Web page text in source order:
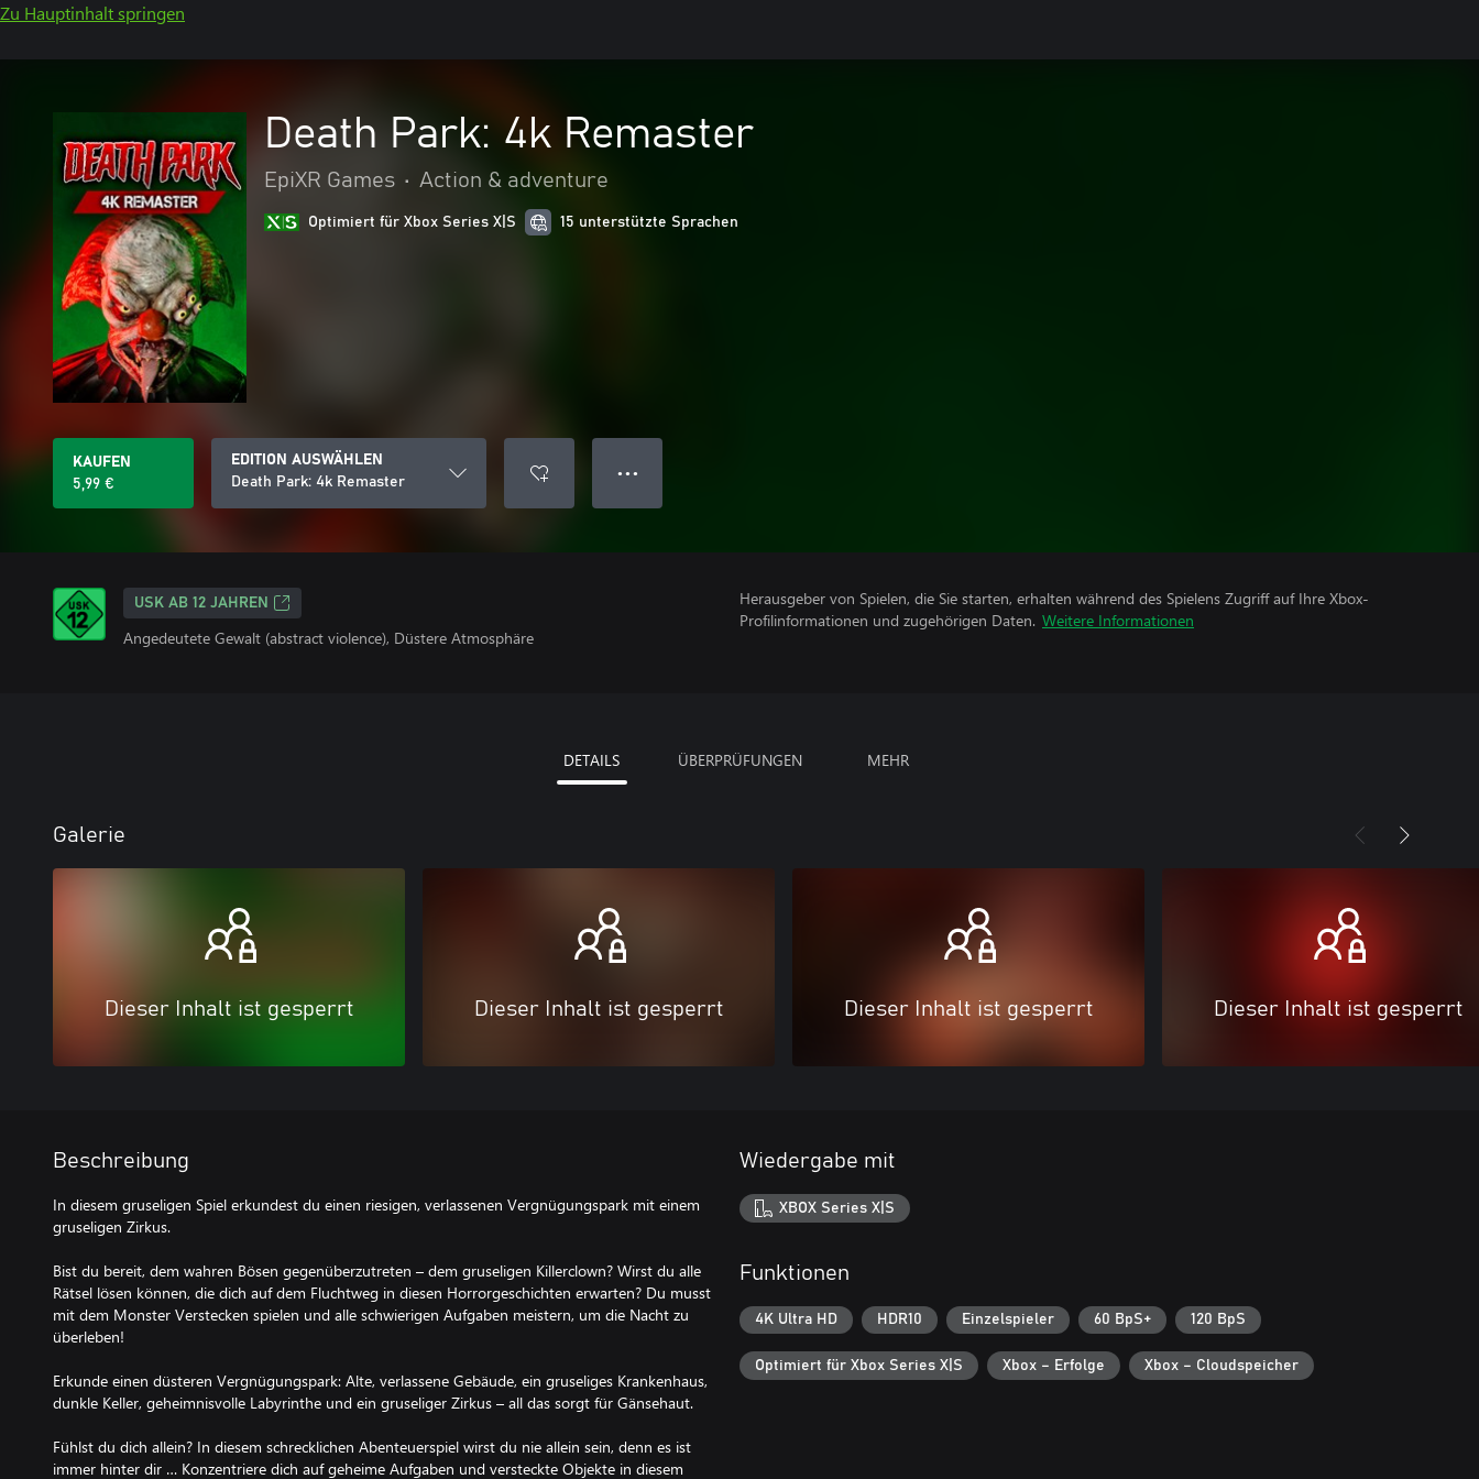
Zu Hauptinhalt springen
Death Park: 4k Remaster
EpiXR Games • Action & adventure
Optimiert für Xbox Series X|S 15 unterstützte Sprachen
KAUFEN
5,99 €
EDITION AUSWÄHLEN
Death Park: 4k Remaster
● ● ●
USK AB 12 JAHREN
Angedeutete Gewalt (abstract violence), Düstere Atmosphäre
Herausgeber von Spielen, die Sie starten, erhalten während des Spielens Zugriff auf Ihre Xbox-
Profilinformationen und zugehörigen Daten. Weitere Informationen
DETAILS ÜBERPRÜFUNGEN MEHR
Galerie
Dieser Inhalt ist gesperrt Dieser Inhalt ist gesperrt Dieser Inhalt ist gesperrt Dieser Inhalt ist gesperrt
Beschreibung
In diesem gruseligen Spiel erkundest du einen riesigen, verlassenen Vergnügungspark mit einem
gruseligen Zirkus.
Bist du bereit, dem wahren Bösen gegenüberzutreten – dem gruseligen Killerclown? Wirst du alle
Rätsel lösen können, die dich auf dem Fluchtweg in diesen Horrorgeschichten erwarten? Du musst
mit dem Monster Verstecken spielen und alle schwierigen Aufgaben meistern, um die Nacht zu
überleben!
Erkunde einen düsteren Vergnügungspark: Alte, verlassene Gebäude, ein gruseliges Krankenhaus,
dunkle Keller, geheimnisvolle Labyrinthe und ein gruseliger Zirkus – all das sorgt für Gänsehaut.
Fühlst du dich allein? In diesem schrecklichen Abenteuerspiel wirst du nie allein sein, denn es ist
immer hinter dir … Konzentriere dich auf geheime Aufgaben und versteckte Objekte in diesem
Wiedergabe mit
XBOX Series X|S
Funktionen
4K Ultra HD HDR10 Einzelspieler 60 BpS+ 120 BpS
Optimiert für Xbox Series X|S Xbox – Erfolge Xbox – Cloudspeicher